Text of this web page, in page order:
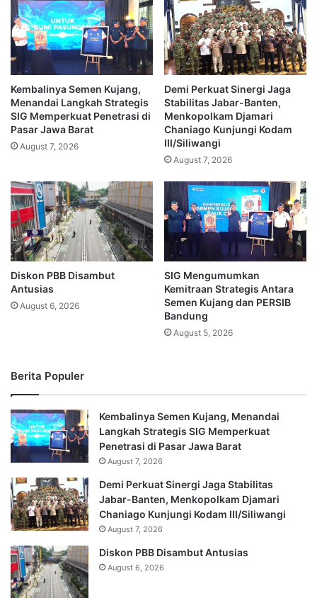
Kembalinya Semen Kujang,
Menandai Langkah Strategis
SIG Memperkuat Penetrasi di
Pasar Jawa Barat
August 7, 2026
Demi Perkuat Sinergi Jaga
Stabilitas Jabar-Banten,
Menkopolkam Djamari
Chaniago Kunjungi Kodam
III/Siliwangi
August 7, 2026
Diskon PBB Disambut
Antusias
August 6, 2026
SIG Mengumumkan
Kemitraan Strategis Antara
Semen Kujang dan PERSIB
Bandung
August 5, 2026
Berita Populer
Kembalinya Semen Kujang, Menandai
Langkah Strategis SIG Memperkuat
Penetrasi di Pasar Jawa Barat
August 7, 2026
Demi Perkuat Sinergi Jaga Stabilitas
Jabar-Banten, Menkopolkam Djamari
Chaniago Kunjungi Kodam III/Siliwangi
August 7, 2026
Diskon PBB Disambut Antusias
August 6, 2026